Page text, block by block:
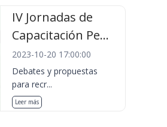
IV Jornadas de
Capacitación Pe...
2023-10-20 17:00:00
Debates y propuestas
para recr...
Leer más